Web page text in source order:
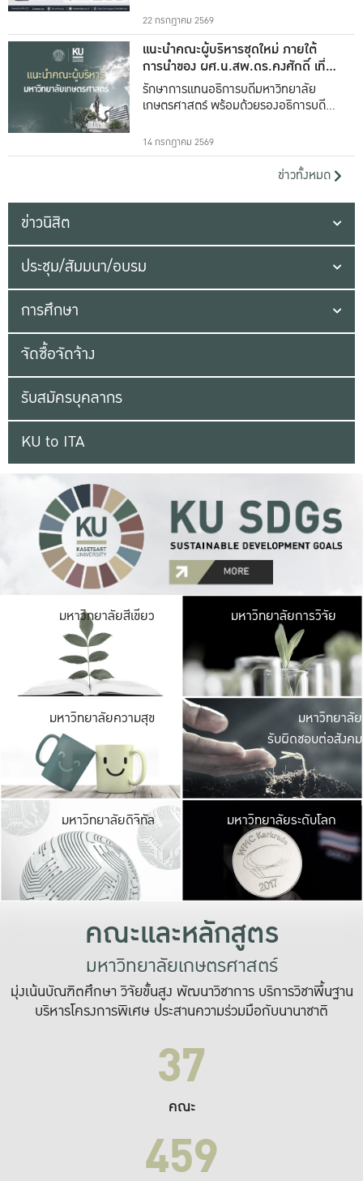
22 กรกฎาคม 2569
แนะนำคณะผู้บริหารชุดใหม่ ภายใต้
การนำของ ผศ.น.สพ.ดร.คงศักดิ์ เที่ยง
ธรรม
รักษาการแทนอธิการบดีมหาวิทยาลัย
เกษตรศาสตร์ พร้อมด้วยรองอธิการบดีทั้ง
14 กรกฎาคม 2569
ข่าวทั้งหมด
ข่าวนิสิต
ประชุม/สัมมนา/อบรม
การศึกษา
จัดซื้อจัดจ้าง
รับสมัครบุคลากร
KU to ITA
มหาวิทยาลัยสีเขียว มหาวิ
มีพื้นที่เขียวสดใส
เป็นป่าในเมือง เกษต
มหาวิทยาลัยการวิจัย
มหาวิทยาลัยความสุข มหาวิ
ค
เปิดประ
และพบเรื่องราวใ
มหาวิทยาลัย
รับผิดชอบต่อสังคม
มหาวิทยาลัยดิจิทัล มหาวิ
เปลี่ยนแปลง แล
เพื่อทำง
ระบบสารสนเทศ
มหาวิทยาลัยระดับโลก
คณะและหลักสูตร
มหาวิทยาลัยเกษตรศาสตร์
มุ่งเน้นบัณฑิตศึกษา วิจัยขั้นสูง พัฒนาวิชาการ บริการวิชาพื้นฐาน
บริหารโครงการพิเศษ ประสานความร่วมมือกับนานาชาติ
37
คณะ
459